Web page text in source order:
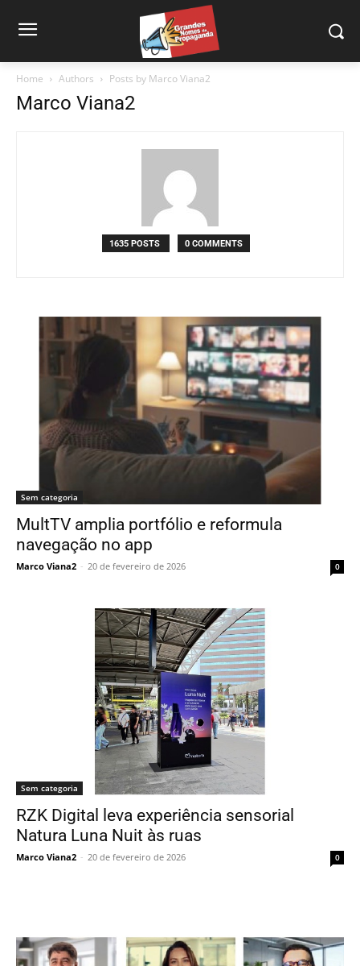
Home Authors Posts by Marco Viana2
Marco Viana2
1635 POSTS 0 COMMENTS
Sem categoria
MultTV amplia portfólio e reformula
navegação no app
Marco Viana2 - 20 de fevereiro de 2026 0
Sem categoria
RZK Digital leva experiência sensorial
Natura Luna Nuit às ruas
Marco Viana2 - 20 de fevereiro de 2026 0